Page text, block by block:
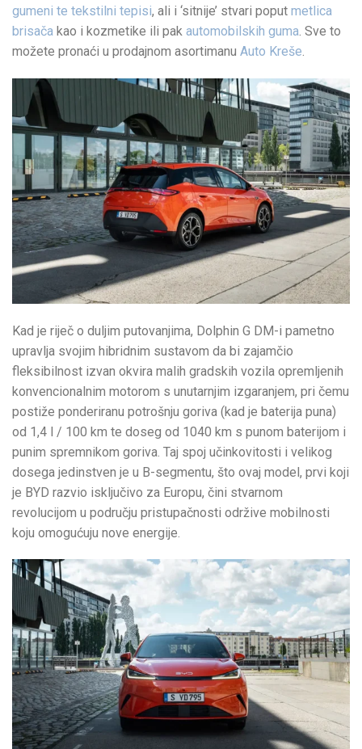
gumeni te tekstilni tepisi, ali i ‘sitnije’ stvari poput metlica
brisača kao i kozmetike ili pak automobilskih guma. Sve to
možete pronaći u prodajnom asortimanu Auto Kreše.
Kad je riječ o duljim putovanjima, Dolphin G DM-i pametno
upravlja svojim hibridnim sustavom da bi zajamčio
fleksibilnost izvan okvira malih gradskih vozila opremljenih
konvencionalnim motorom s unutarnjim izgaranjem, pri čemu
postiže ponderiranu potrošnju goriva (kad je baterija puna)
od 1,4 l / 100 km te doseg od 1040 km s punom baterijom i
punim spremnikom goriva. Taj spoj učinkovitosti i velikog
dosega jedinstven je u B-segmentu, što ovaj model, prvi koji
je BYD razvio isključivo za Europu, čini stvarnom
revolucijom u području pristupačnosti održive mobilnosti
koju omogućuju nove energije.